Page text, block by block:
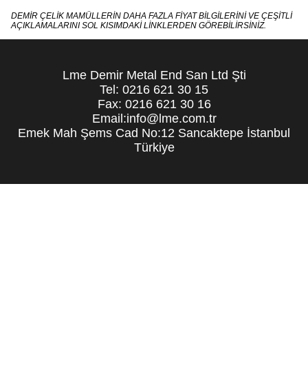
DEMİR ÇELİK MAMÜLLERİN DAHA FAZLA FİYAT BİLGİLERİNİ VE ÇEŞİTLİ
AÇIKLAMALARINI SOL KISIMDAKİ LİNKLERDEN GÖREBİLİRSİNİZ.
Lme Demir Metal End San Ltd Şti
Tel: 0216 621 30 15
Fax: 0216 621 30 16
Email:info@lme.com.tr
Emek Mah Şems Cad No:12 Sancaktepe İstanbul
Türkiye